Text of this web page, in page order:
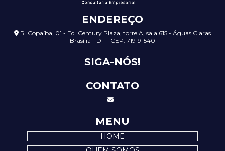
ENDEREÇO
R. Copaíba, 01 - Ed. Century Plaza, torre A, sala 615 - Águas Claras
Brasília - DF - CEP: 71919-540
SIGA-NÓS!
CONTATO
-
MENU
HOME